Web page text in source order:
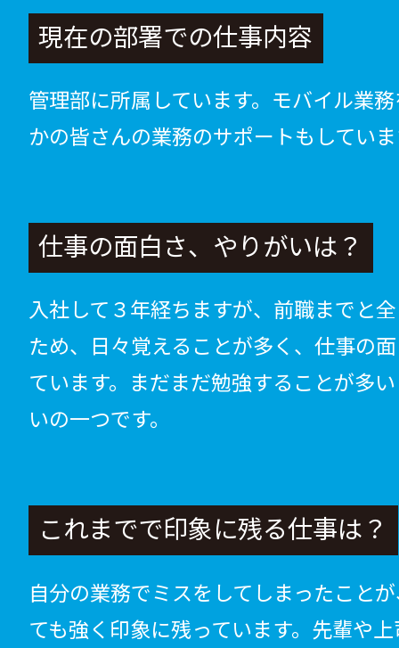
現在の部署での仕事内容
管理部に所属しています。モバイル業
かの皆さんの業務のサポートもしてい
仕事の面白さ、やりがいは？
入社して３年経ちますが、前職までと
ため、日々覚えることが多く、仕事の
ています。まだまだ勉強することが多
いの一つです。
これまでで印象に残る仕事は？
自分の業務でミスをしてしまったこと
ても強く印象に残っています。先輩や